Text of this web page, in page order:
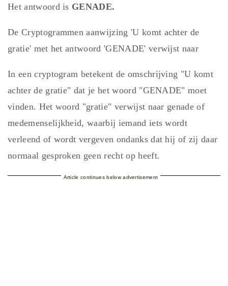
Het antwoord is GENADE.
De Cryptogrammen aanwijzing 'U komt achter de
gratie' met het antwoord 'GENADE' verwijst naar
In een cryptogram betekent de omschrijving "U komt
achter de gratie" dat je het woord "GENADE" moet
vinden. Het woord "gratie" verwijst naar genade of
medemenselijkheid, waarbij iemand iets wordt
verleend of wordt vergeven ondanks dat hij of zij daar
normaal gesproken geen recht op heeft.
Article continues below advertisement